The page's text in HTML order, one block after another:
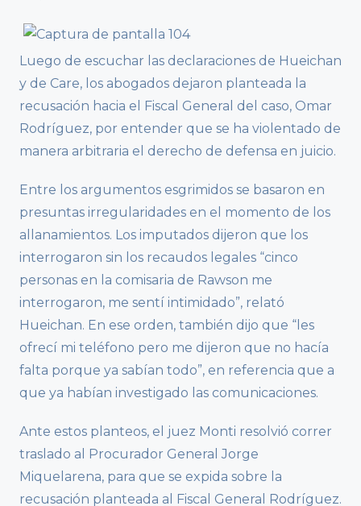
Luego de escuchar las declaraciones de Hueichan
y de Care, los abogados dejaron planteada la
recusación hacia el Fiscal General del caso, Omar
Rodríguez, por entender que se ha violentado de
manera arbitraria el derecho de defensa en juicio.
Entre los argumentos esgrimidos se basaron en
presuntas irregularidades en el momento de los
allanamientos. Los imputados dijeron que los
interrogaron sin los recaudos legales “cinco
personas en la comisaria de Rawson me
interrogaron, me sentí intimidado”, relató
Hueichan. En ese orden, también dijo que “les
ofrecí mi teléfono pero me dijeron que no hacía
falta porque ya sabían todo”, en referencia que a
que ya habían investigado las comunicaciones.
Ante estos planteos, el juez Monti resolvió correr
traslado al Procurador General Jorge
Miquelarena, para que se expida sobre la
recusación planteada al Fiscal General Rodríguez.